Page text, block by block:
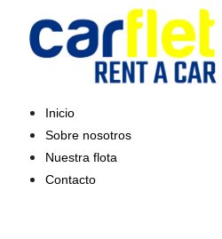
contenido
Inicio
Sobre nosotros
Nuestra flota
Contacto